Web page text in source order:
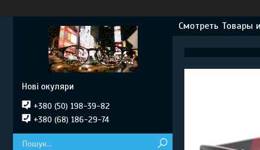
Смотреть Товары
Нові окуляри
+380 (50) 198-39-82
+380 (68) 186-29-74